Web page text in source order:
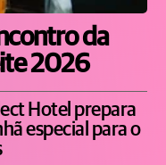
da
2026
Hotel prepara
especial para o